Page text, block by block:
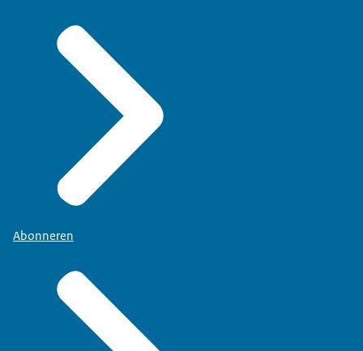
Abonneren